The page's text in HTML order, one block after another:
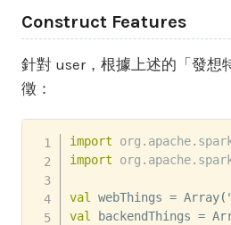
Construct Features
針對 user，根據上述的「發想
徵：
import org . apache.
import
org . apache.
val webThings = Array(
val backendThings =